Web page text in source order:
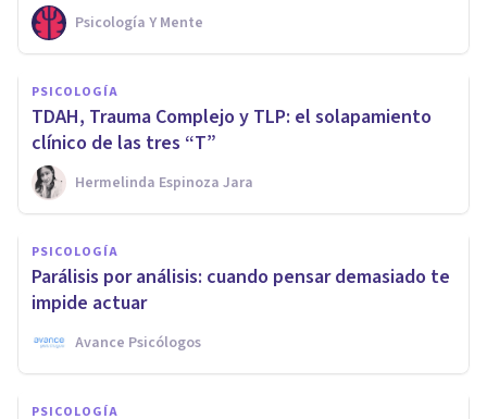
Psicología Y Mente
PSICOLOGÍA
TDAH, Trauma Complejo y TLP: el solapamiento
clínico de las tres “T”
Hermelinda Espinoza Jara
PSICOLOGÍA
Parálisis por análisis: cuando pensar demasiado te
impide actuar
Avance Psicólogos
PSICOLOGÍA